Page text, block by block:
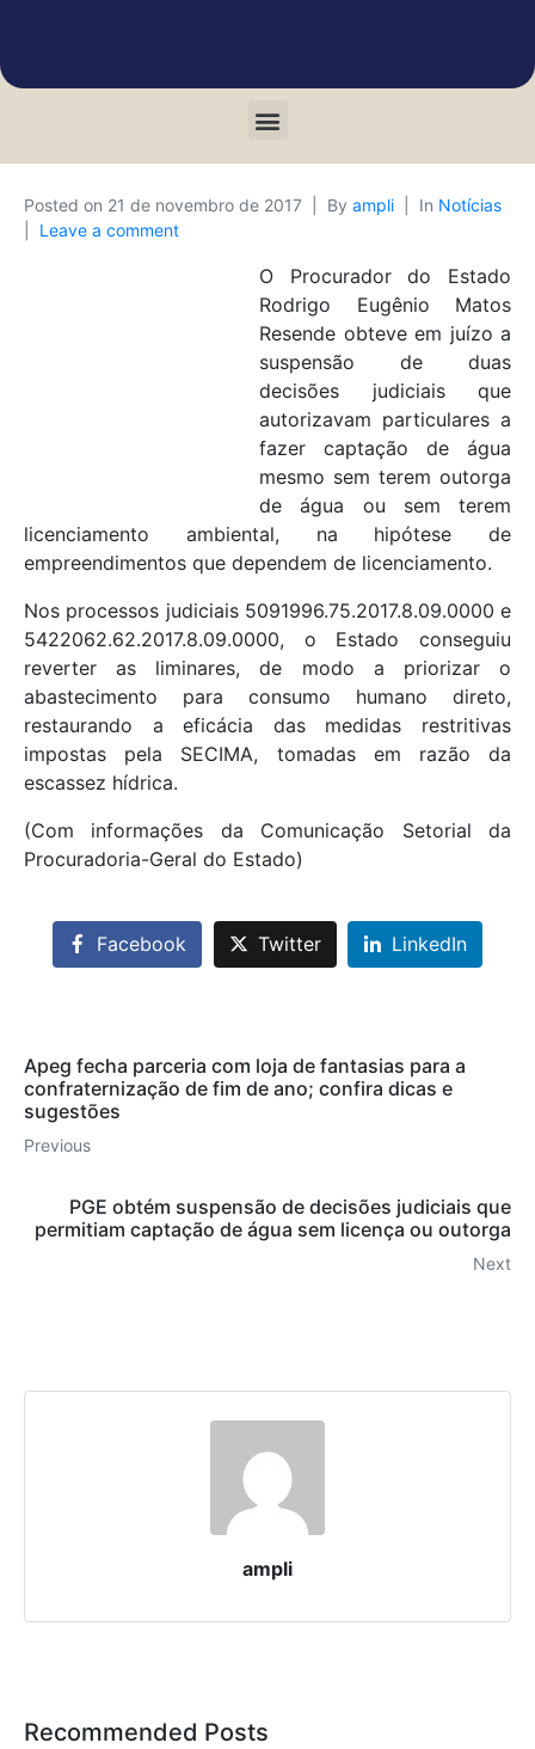
Posted on 21 de novembro de 2017 By ampli In Notícias
Leave a comment
O Procurador do Estado
Rodrigo Eugênio Matos
Resende obteve em juízo a
suspensão de duas
decisões judiciais que
autorizavam particulares a
fazer captação de água
mesmo sem terem outorga
de água ou sem terem
licenciamento ambiental, na hipótese de
empreendimentos que dependem de licenciamento.
Nos processos judiciais 5091996.75.2017.8.09.0000 e
5422062.62.2017.8.09.0000, o Estado conseguiu
reverter as liminares, de modo a priorizar o
abastecimento para consumo humano direto,
restaurando a eficácia das medidas restritivas
impostas pela SECIMA, tomadas em razão da
escassez hídrica.
(Com informações da Comunicação Setorial da
Procuradoria-Geral do Estado)
Facebook Twitter LinkedIn
Apeg fecha parceria com loja de fantasias para a
confraternização de fim de ano; confira dicas e
sugestões
Previous
PGE obtém suspensão de decisões judiciais que
permitiam captação de água sem licença ou outorga
Next
ampli
Recommended Posts